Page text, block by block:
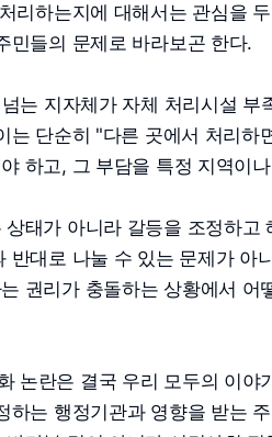
리하는지에 대해서는 관심을
민들의 문제로 바라보곤 한다.
는 지자체가 자체 처리시설
는 단순히 "다른 곳에서 처리
하고, 그 부담을 특정 지역이
상태가 아니라 갈등을 조정하
반대로 나눌 수 있는 문제가 아
권리가 충돌하는 상황에서
논란은 결국 우리 모두의 이
하는 행정기관과 영향을 받는